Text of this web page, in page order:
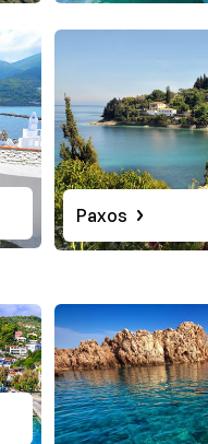
Paxos